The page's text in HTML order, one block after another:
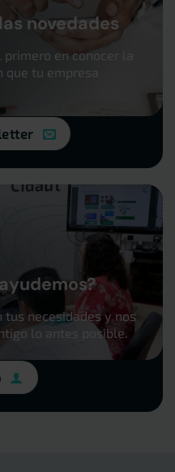
novedades
en conocer la
que tu empresa
necesidades y nos
lo antes posible.